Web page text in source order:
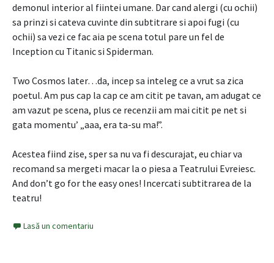
demonul interior al fiintei umane. Dar cand alergi (cu ochii)
sa prinzi si cateva cuvinte din subtitrare si apoi fugi (cu
ochii) sa vezi ce fac aia pe scena totul pare un fel de
Inception cu Titanic si Spiderman.
Two Cosmos later…da, incep sa inteleg ce a vrut sa zica
poetul. Am pus cap la cap ce am citit pe tavan, am adugat ce
am vazut pe scena, plus ce recenzii am mai citit pe net si
gata momentu’ „aaa, era ta-su ma!”.
Acestea fiind zise, sper sa nu va fi descurajat, eu chiar va
recomand sa mergeti macar la o piesa a Teatrului Evreiesc.
And don’t go for the easy ones! Incercati subtitrarea de la
teatru!
Lasă un comentariu